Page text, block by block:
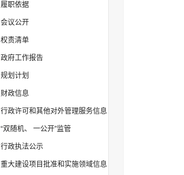
履职依据
会议公开
权责清单
政府工作报告
规划计划
财政信息
行政许可和其他对外管理服务信息
“双随机、 一公开”监管
行政执法公示
重大建设项目批准和实施领域信息